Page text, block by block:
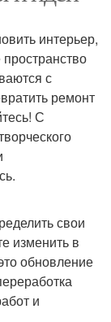
интерьер,
с
ремонт
С
свои
изменить в
обновление
и